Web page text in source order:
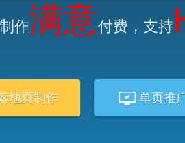
作满意付费，支持
地页制作 单页推